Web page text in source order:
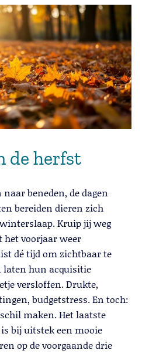
de herfst
beneden, de dagen
bereiden dieren zich
Kruip jij weg
het voorjaar weer
dé tijd om zichtbaar te
laten hun acquisitie
versloffen. Drukte,
budgetstress. En toch:
maken. Het laatste
bij uitstek een mooie
op de voorgaande drie